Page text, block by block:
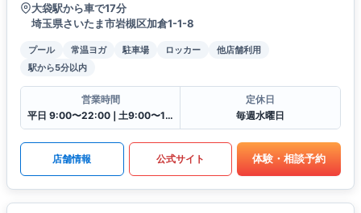
大袋駅から車で17分
埼玉県さいたま市岩槻区加倉1-1-8
プール 常温ヨガ 駐車場 ロッカー
他店舗利用
駅から5分以内
営業時間
平日 9:00〜22:00❘土9:00〜19:00❘日9:00〜17:00❘祝9:00〜16:30
定休日
毎週水曜日
店舗情報 公式サイト 体験・相談予約